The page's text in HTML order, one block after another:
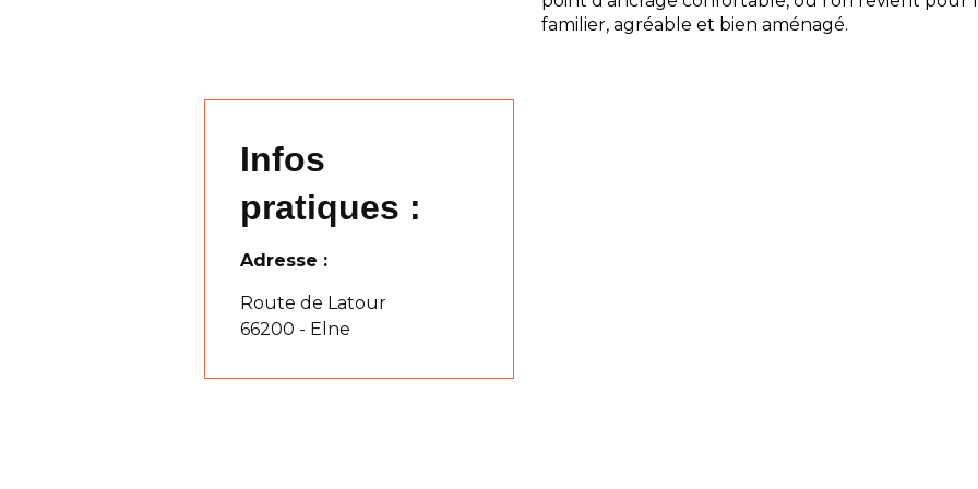
familier, agréable et bien aménagé.
Infos
pratiques :
Adresse :
Route de Latour
66200 - Elne